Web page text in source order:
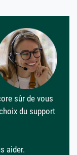
sûr de vous
du support
aider.